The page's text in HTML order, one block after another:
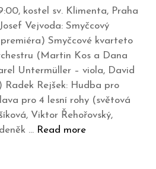
kostel sv. Klimenta, Praha
Vejvoda: Smyčcový
Smyčcové kvarteto
(Martin Kos a Dana
Untermüller – viola, David
Radek Rejšek: Hudba pro
pro 4 lesní rohy (světová
Viktor Řehořovský,
… Read more